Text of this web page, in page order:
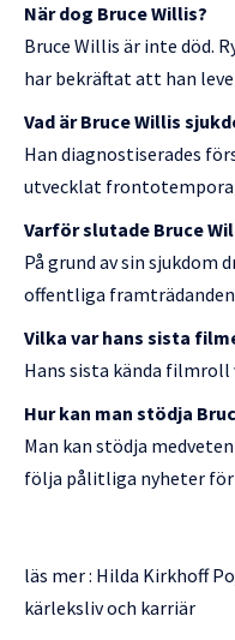
När dog Bruce Willis?
Bruce Willis är inte död.
har bekräftat att han
Vad är Bruce Willis
Han diagnostiserades
utvecklat frontotemporal
Varför slutade Bruce
På grund av sin sjukdom
offentliga
Vilka var hans sista
Hans sista kända filmroll
Hur kan man stödja
Man kan stödja
följa pålitliga nyheter
läs mer : Hilda Kirkhoff
kärleksliv och karriär